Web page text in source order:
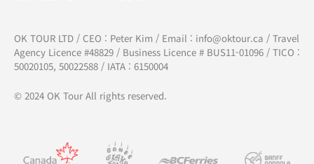
OK TOUR LTD / CEO : Peter Kim / Email : info@oktour.ca / Travel
Agency Licence #48829 / Business Licence # BUS11-01096 / TICO :
50020105, 50022588 / IATA : 6150004
© 2024 OK Tour All rights reserved.